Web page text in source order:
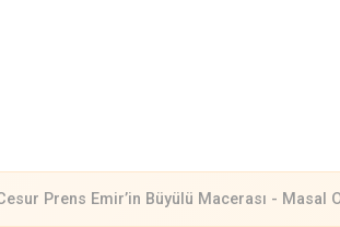
Prens Emir’in Büyülü Macerası - Masal